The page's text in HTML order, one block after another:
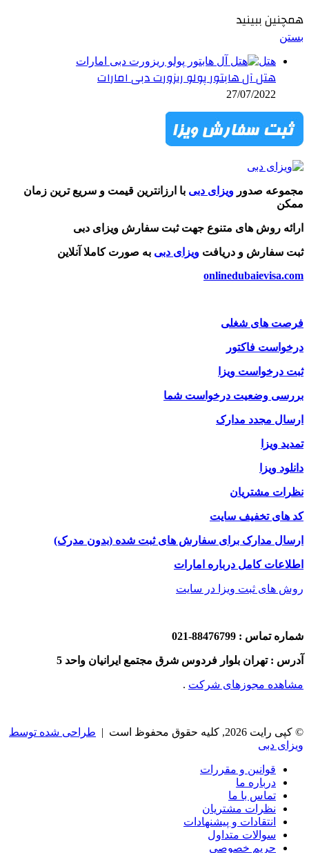
همچنین ببینید
بستن
هتل
هتل آل هابتور پولو ریزورت دبی امارات
27/07/2022
مجموعه صدور ویزای دبی با ارزانترین قیمت و سریع ترین زمان
ممکن
ارائه روش های متنوع جهت ثبت سفارش ویزای دبی
ثبت سفارش و دریافت ویزای دبی به صورت کاملا آنلاین
onlinedubaievisa.com
فرصت های شغلی
درخواست فاکتور
ثبت درخواست ویزا
بررسی وضعیت درخواست شما
ارسال مجدد مدارک
تمدید ویزا
دانلود ویزا
نظرات مشتریان
کد های تخفیف سایت
ارسال مدارک برای سفارش های ثبت شده (بدون مدرک)
اطلاعات کامل درباره امارات
روش های ثبت ویزا در سایت
شماره تماس : 88476799-021
آدرس : تهران بلوار فردوس شرق مجتمع ایرانیان واحد 5
مشاهده مجوزهای شرکت .
© کپی رایت 2026, کلیه حقوق محفوظ است |
طراحی شده توسط
ویزای دبی
قوانین و مقررات
درباره ما
تماس با ما
نظرات مشتریان
انتقادات و پیشنهادات
سوالات متداول
حریم خصوصی